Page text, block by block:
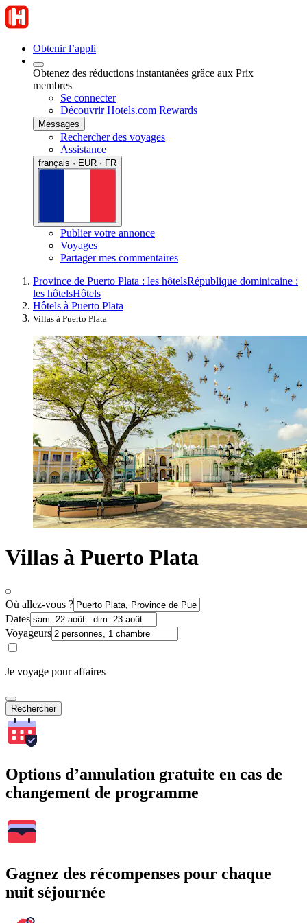
Obtenir l’appli
Obtenez des réductions instantanées grâce aux Prix
membres
Se connecter
Découvrir Hotels.com Rewards
Messages
Rechercher des voyages
Assistance
français · EUR · FR
Publier votre annonce
Voyages
Partager mes commentaires
Province de Puerto Plata : les hôtelsRépublique dominicaine :
les hôtelsHôtels
Hôtels à Puerto Plata
Villas à Puerto Plata
Villas à Puerto Plata
Où allez-vous ?
Dates
Voyageurs
Je voyage pour affaires
Rechercher
Options d’annulation gratuite en cas de
changement de programme
Gagnez des récompenses pour chaque
nuit séjournée